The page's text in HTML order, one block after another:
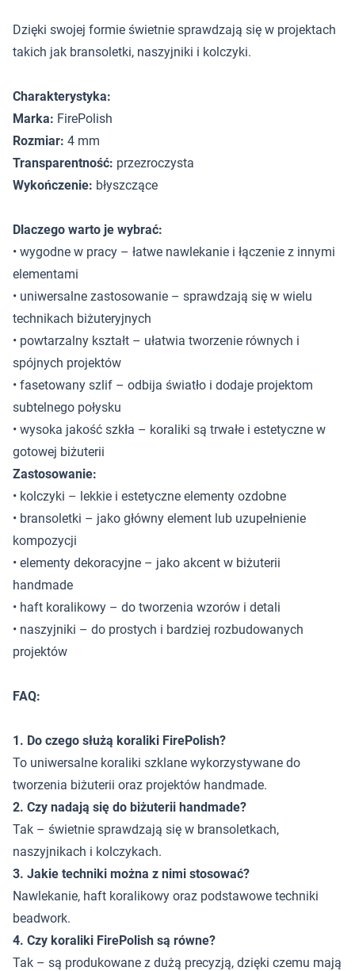
Dzięki swojej formie świetnie sprawdzają się w projektach
takich jak bransoletki, naszyjniki i kolczyki.
Charakterystyka:
Marka: FirePolish
Rozmiar: 4 mm
Transparentność: przezroczysta
Wykończenie: błyszczące
Dlaczego warto je wybrać:
• wygodne w pracy – łatwe nawlekanie i łączenie z innymi
elementami
• uniwersalne zastosowanie – sprawdzają się w wielu
technikach biżuteryjnych
• powtarzalny kształt – ułatwia tworzenie równych i
spójnych projektów
• fasetowany szlif – odbija światło i dodaje projektom
subtelnego połysku
• wysoka jakość szkła – koraliki są trwałe i estetyczne w
gotowej biżuterii
Zastosowanie:
• kolczyki – lekkie i estetyczne elementy ozdobne
• bransoletki – jako główny element lub uzupełnienie
kompozycji
• elementy dekoracyjne – jako akcent w biżuterii
handmade
• haft koralikowy – do tworzenia wzorów i detali
• naszyjniki – do prostych i bardziej rozbudowanych
projektów
FAQ:
1. Do czego służą koraliki FirePolish?
To uniwersalne koraliki szklane wykorzystywane do
tworzenia biżuterii oraz projektów handmade.
2. Czy nadają się do biżuterii handmade?
Tak – świetnie sprawdzają się w bransoletkach,
naszyjnikach i kolczykach.
3. Jakie techniki można z nimi stosować?
Nawlekanie, haft koralikowy oraz podstawowe techniki
beadwork.
4. Czy koraliki FirePolish są równe?
Tak – są produkowane z dużą precyzją, dzięki czemu mają